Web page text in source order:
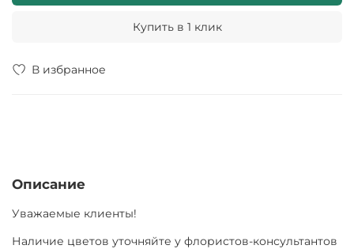
В избранное
Купить в 1 клик
Описание
Уважаемые клиенты!
Наличие цветов уточняйте у флористов-консультантов